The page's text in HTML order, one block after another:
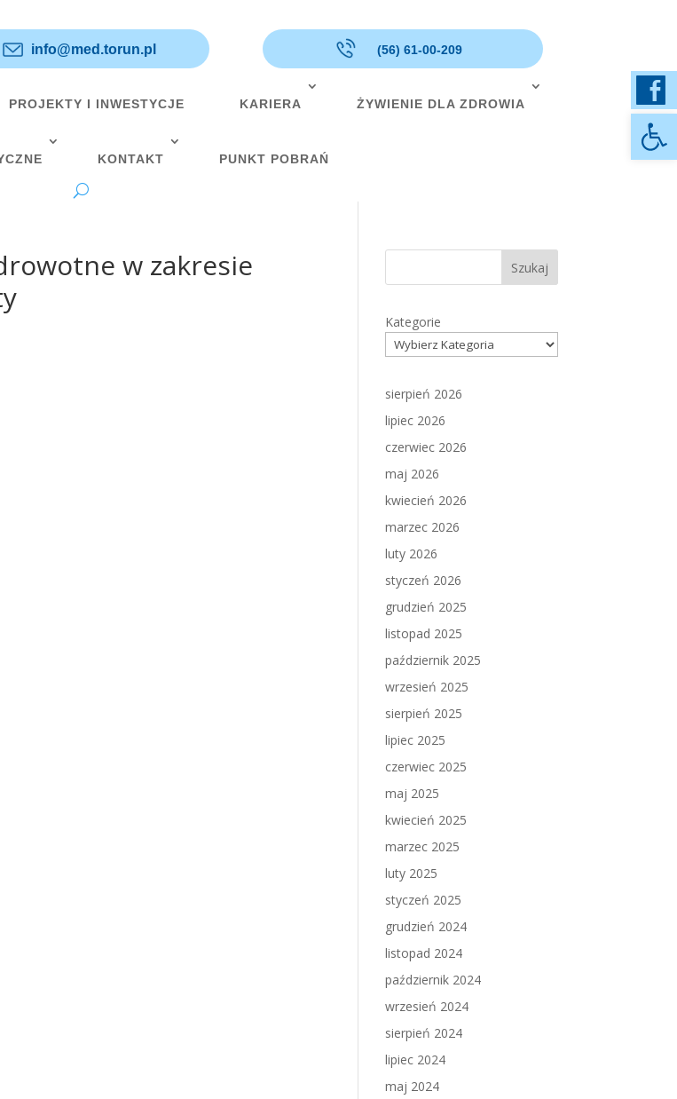
info@med.torun.pl (56) 61-00-209
PROJEKTY I INWESTYCJE KARIERA ŻYWIENIE DLA ZDROWIA
KONTAKT PUNKT POBRAŃ
w zakresie
Szukaj
Kategorie
sierpień 2026
lipiec 2026
czerwiec 2026
maj 2026
kwiecień 2026
marzec 2026
luty 2026
styczeń 2026
grudzień 2025
listopad 2025
październik 2025
wrzesień 2025
sierpień 2025
lipiec 2025
czerwiec 2025
maj 2025
kwiecień 2025
marzec 2025
luty 2025
styczeń 2025
grudzień 2024
listopad 2024
październik 2024
wrzesień 2024
sierpień 2024
lipiec 2024
maj 2024